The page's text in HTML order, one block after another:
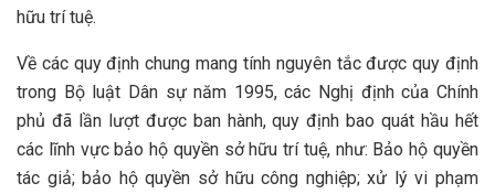
hữu trí tuệ.
Về các quy định chung mang tính nguyên tắc được quy định
trong Bộ luật Dân sự năm 1995, các Nghị định của Chính
phủ đã lần lượt được ban hành, quy định bao quát hầu hết
các lĩnh vực bảo hộ quyền sở hữu trí tuệ, như: Bảo hộ quyền
tác giả; bảo hộ quyền sở hữu công nghiệp; xử lý vi phạm